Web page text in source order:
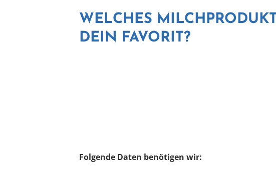
WELCHES
DEIN FAVORIT?
Folgende Daten benötigen wir: